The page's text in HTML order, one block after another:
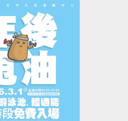
，進場請遵守體適能場館管理規範。
解釋權。